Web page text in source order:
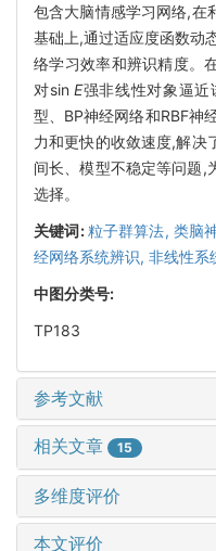
包含大脑情感学习网络,在
基础上,通过适应度函数动
络学习效率和辨识精度。
对sinE强非线性对象逼近
型、BP神经网络和RBF神
力和更快的收敛速度,解决
间长、模型不稳定等问题,
选择。
关键词:粒子群算法, 类脑
经网络系统辨识, 非线性系
中图分类号:
TP183
参考文献
相关文章 15
多维度评价
本文评价